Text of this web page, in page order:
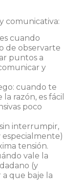
comunicativa:
cuando
de observarte
puntos a
y
cuando te
razón, es fácil
poco
interrumpir,
tensión.
vale la
(y
a que baje la